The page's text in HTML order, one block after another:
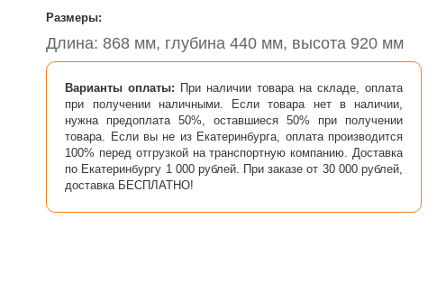
Размеры:
Длина: 868 мм, глубина 440 мм, высота 920 мм
Варианты оплаты: При наличии товара на складе, оплата
при получении наличными. Если товара нет в наличии,
нужна предоплата 50%, оставшиеся 50% при получении
товара. Если вы не из Екатеринбурга, оплата производится
100% перед отгрузкой на транспортную компанию. Доставка
по Екатеринбургу 1 000 рублей. При заказе от 30 000 рублей,
доставка БЕСПЛАТНО!